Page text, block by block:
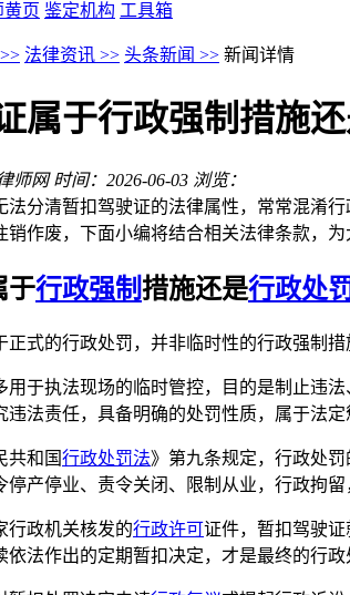
黄页 鉴定机构 工具箱
法律资讯 >> 头条新闻 >> 新闻详情
属于行政强制措施
师网 时间：2026-06-03 浏览：
法分清暂扣驾驶证的法律属性，常常混淆
作废，下面小编将结合相关法律条款，为
于行政强制措施还是行政处
的行政处罚，并非临时性的行政强制措
执法现场的临时管控，目的是制止违法
法责任，具备明确的处罚性质，属于法定
和国行政处罚法》第九条规定，行政处
停产停业、责令关闭、限制从业，行政拘
政机关核发的行政许可证件，暂扣驾驶
法作出的定期暂扣决定，才是最终的行政